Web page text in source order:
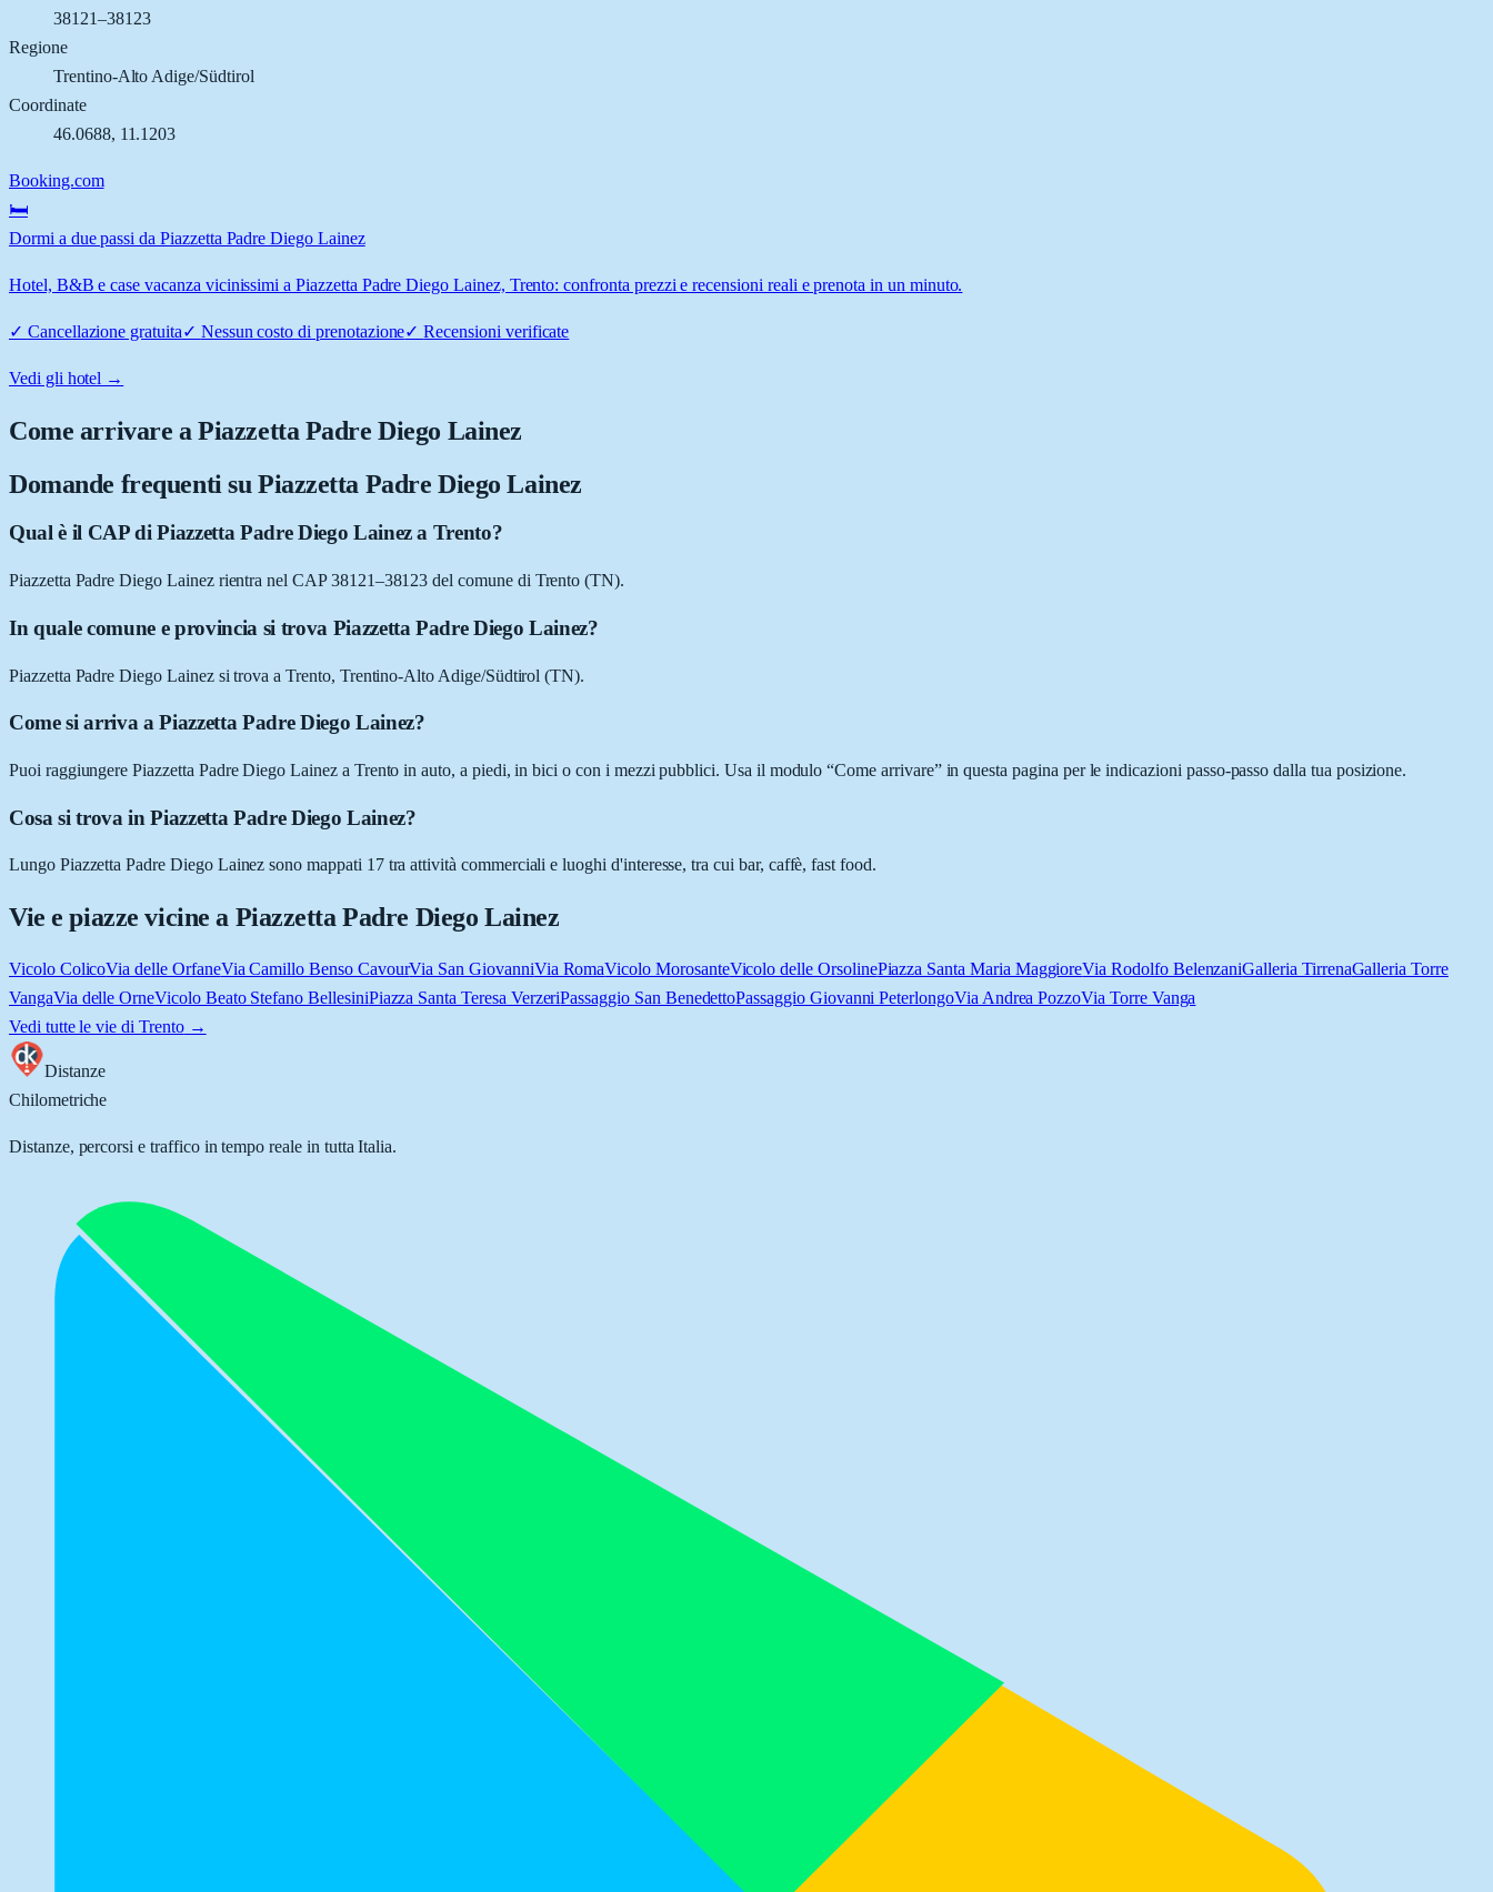
38121–38123
Regione
Trentino-Alto Adige/Südtirol
Coordinate
46.0688, 11.1203
Booking.com
🛏️
Dormi a due passi da Piazzetta Padre Diego Lainez
Hotel, B&B e case vacanza vicinissimi a Piazzetta Padre Diego Lainez, Trento: confronta prezzi e recensioni reali e prenota in un minuto.
✓ Cancellazione gratuita✓ Nessun costo di prenotazione✓Recensioni verificate
Vedi gli hotel →
Come arrivare aPiazzetta Padre Diego Lainez
Domande frequenti su Piazzetta Padre Diego Lainez
Qual è il CAP di Piazzetta Padre Diego Lainez a Trento?
Piazzetta Padre Diego Lainez rientra nel CAP 38121–38123 del comune di Trento (TN).
In quale comune e provincia si trova Piazzetta Padre Diego Lainez?
Piazzetta Padre Diego Lainez si trova a Trento, Trentino-Alto Adige/Südtirol (TN).
Come si arriva a Piazzetta Padre Diego Lainez?
Puoi raggiungere Piazzetta Padre Diego Lainez a Trento in auto, a piedi, in bici o con i mezzi pubblici. Usa il modulo “Come arrivare” in questa pagina per le indicazioni passo-passo dalla tua posizione.
Cosa si trova in Piazzetta Padre Diego Lainez?
Lungo Piazzetta Padre Diego Lainez sono mappati 17 tra attività commerciali e luoghi d'interesse, tra cui bar, caffè, fast food.
Vie e piazze vicine a Piazzetta Padre Diego Lainez
Vicolo ColicoVia delle OrfaneVia Camillo Benso CavourVia San GiovanniVia RomaVicolo MorosanteVicolo delle OrsolinePiazza Santa Maria MaggioreVia Rodolfo BelenzaniGalleria TirrenaGalleria Torre
VangaVia delle OrneVicolo Beato Stefano BellesiniPiazza Santa Teresa VerzeriPassaggio San BenedettoPassaggio Giovanni PeterlongoVia Andrea PozzoVia Torre Vanga
Vedi tutte le vie di Trento→
Distanze
Chilometriche
Distanze, percorsi e traffico in tempo reale in tutta Italia.